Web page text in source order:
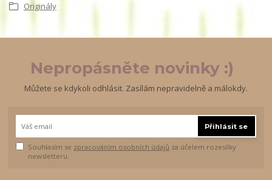
Originály
Nepropásněte novinky :)
Můžete se kdykoli odhlásit. Zasílám nepravidelně a málokdy.
Přihlásit se
Souhlasím se zpracováním osobních údajů za účelem rozesílky
newsletteru.